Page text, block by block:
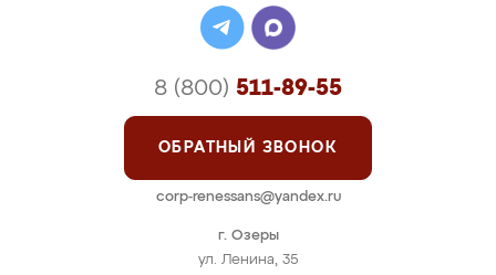
г. Озеры
ул. Ленина, 35
8 (800) 511-89-55
ОБРАТНЫЙ ЗВОНОК
corp-renessans@yandex.ru